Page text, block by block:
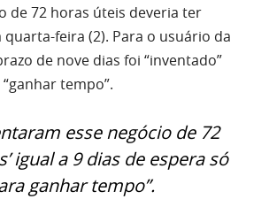
de 72 horas úteis deveria ter
feira (2). Para o usuário da
de nove dias foi “inventado”
tempo”.
esse negócio de 72
igual a 9 dias de espera só
ganhar tempo”.